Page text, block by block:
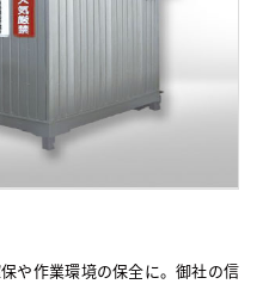
や作業環境の保全に。御社の信